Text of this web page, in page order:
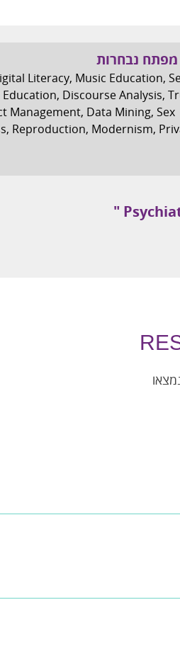
מפתח נבחרות
Literacy, Music Education,
, Discourse Analysis,
Management, Data Mining, Sex
, Reproduction, Modernism,
"